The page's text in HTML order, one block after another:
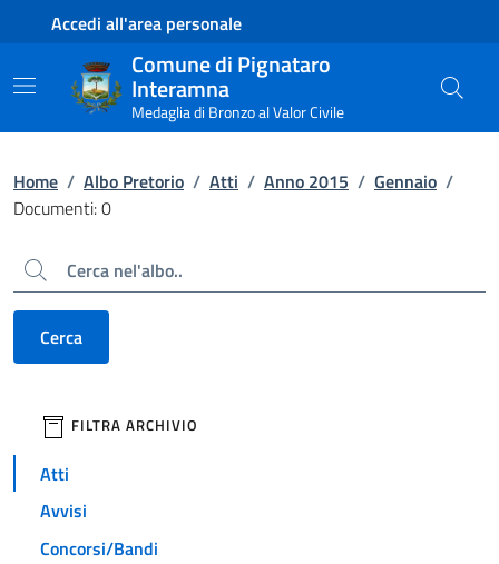
Contenuto principale
Piede di paginaAccedi all'area personale
Comune di Pignataro
Interamna
Medaglia di Bronzo al Valor Civile
Home / Albo Pretorio / Atti / Anno 2015 / Gennaio /
Documenti: 0
Cerca
Cerca
filtri da applicare
FILTRA ARCHIVIO
Atti
Avvisi
Concorsi/Bandi